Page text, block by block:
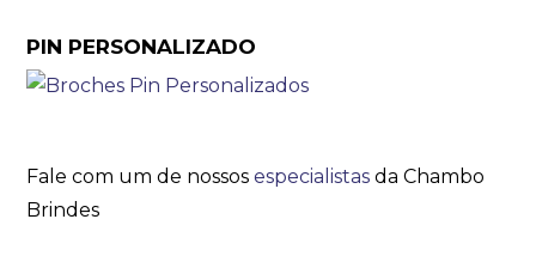
PIN PERSONALIZADO
Fale com um de nossosespecialistas da Chambo
Brindes